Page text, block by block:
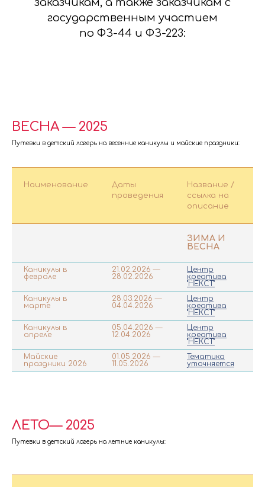
государственным участием
по ФЗ-44 и ФЗ-223:
ВЕСНА — 2025
Путевки в детский лагерь на весенние каникулы и майские праздники:
Наименование
Даты
проведения
Название /
ссылка на
описание
ЗИМА И
ВЕСНА
Каникулы в
феврале
21.02.2026 —
28.02.2026
Центр
креатива
"НЕКСТ"
Каникулы в
марте
28.03.2026 —
04.04.2026
Центр
креатива
"НЕКСТ"
Каникулы в
апреле
05.04.2026 —
12.04.2026
Центр
креатива
"НЕКСТ"
Майские
праздники 2026
01.05.2026 —
11.05.2026
Тематика
уточняется
ЛЕТО— 2025
Путевки в детский лагерь на летние каникулы: